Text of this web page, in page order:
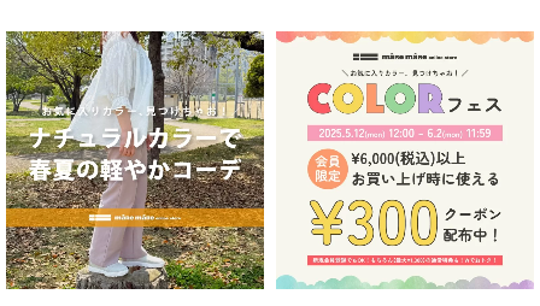
ヒールの高さ
絞り込んで検索する